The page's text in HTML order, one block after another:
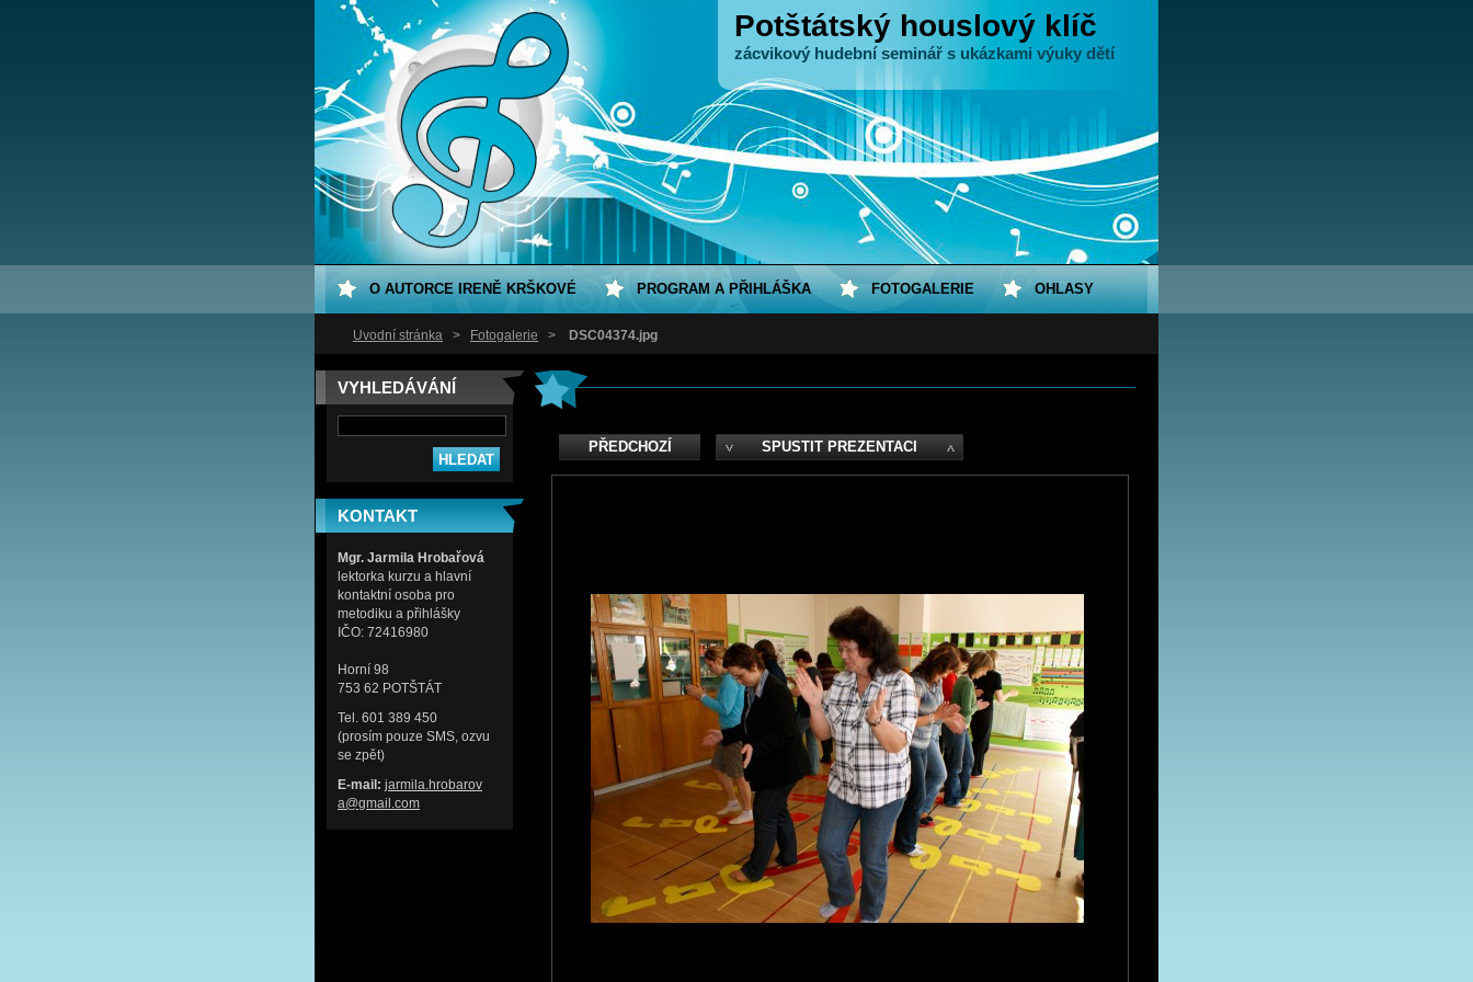
Potštátský houslový klíč
zácvikový hudební seminář s ukázkami výuky dětí
Úvodní stránka > Fotogalerie > DSC04374.jpg
VYHLEDÁVÁNÍ
KONTAKT
Mgr. Jarmila Hrobařová
lektorka kurzu a hlavní
kontaktní osoba pro
metodiku a přihlášky
IČO: 72416980
Horní 98
753 62 POTŠTÁT
Tel. 601 389 450
(prosím pouze SMS, ozvu
se zpět)
E-mail: jarmila.hrobarov
a@gmail.com
PŘEDCHOZÍ SPUSTIT PREZENTACI
O AUTORCE IRENĚ KRŠKOVÉ PROGRAM A PŘIHLÁŠKA FOTOGALERIE OHLASY